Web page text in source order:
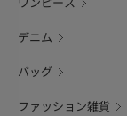
デニム
バッグ
ファッション雑貨